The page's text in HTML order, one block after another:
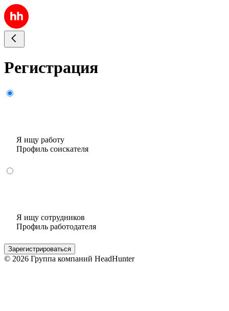
Регистрация
Я ищу работу
Профиль соискателя
Я ищу сотрудников
Профиль работодателя
Зарегистрироваться
© 2026 Группа компаний HeadHunter